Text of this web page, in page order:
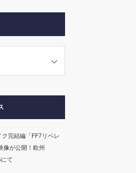
完結編「FF7リベレ
像が公開！欧州
て